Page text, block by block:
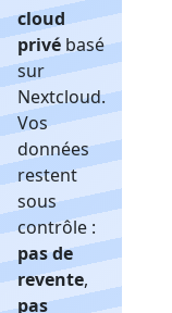
cloud
privé basé
sur
Nextcloud.
Vos
données
restent
sous
contrôle :
pas de
revente,
pas